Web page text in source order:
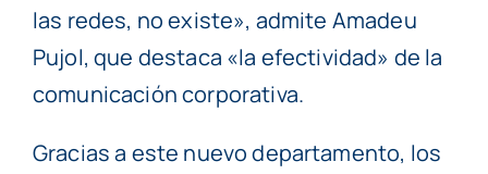
las redes, no existe», admite Amadeu
Pujol, que destaca «la efectividad» de la
comunicación corporativa.
Gracias a este nuevo departamento, los